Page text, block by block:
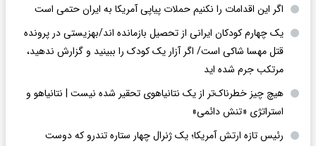
اگر این اقدامات را نکنیم حملات پیاپی آمریکا به ایران حتمی است
یک چهارم کودکان ایرانی از تحصیل بازمانده اند/بهزیستی در پرونده
قتل مهسا شاکی است/ اگر آزار یک کودک را ببینید و گزارش ندهید،
مرتکب جرم شده اید
هیچ چیز خطرناک‌تر از یک نتانیاهوی تحقیر شده نیست | نتانیاهو و
استراتژی «تنش دائمی»
رئیس تازه ارتش آمریکا؛ یک ژنرال چهار ستاره تندرو که دوست